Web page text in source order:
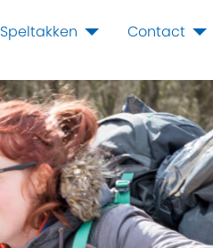
Speltakken Contact